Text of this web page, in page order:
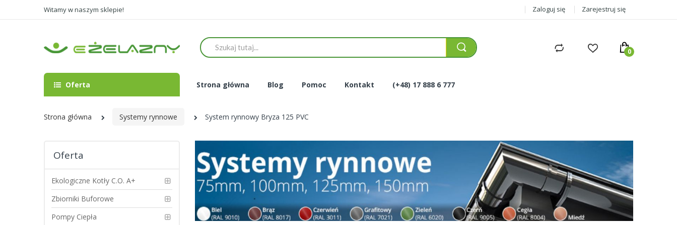
Witamy w naszym sklepie! Zaloguj się Zarejestruj się
Szukaj
Oferta Strona główna Blog Pomoc Kontakt (+48) 17 888 6 777
Strona główna Systemy rynnowe System rynnowy Bryza 125 PVC
Oferta
Ekologiczne Kotły C.O. A+
Zbiorniki Buforowe
Pompy Ciepła